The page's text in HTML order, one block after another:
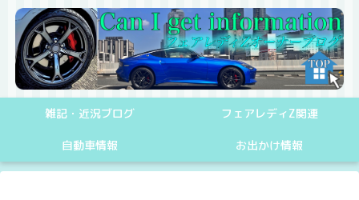
雑記・近況ブログ フェアレディZ関連
自動車情報 お出かけ情報